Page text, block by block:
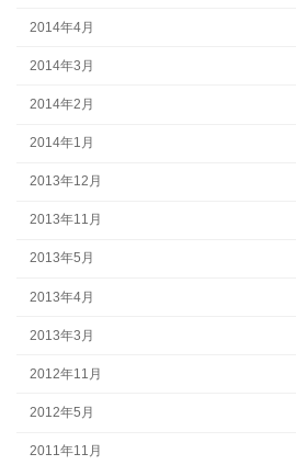
2014年4月
2014年3月
2014年2月
2014年1月
2013年12月
2013年11月
2013年5月
2013年4月
2013年3月
2012年11月
2012年5月
2011年11月